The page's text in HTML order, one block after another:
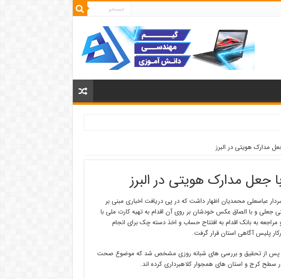
مدارک هویتی در البرز
جعل مدارک هویتی در البرز
عباسعلی محمدیان اظهار داشت که در پی دریافت اخباری مبنی بر
جعلی و با الصاق عکس خودشان بر روی آن اقدام به تهیه کارت ملی با
به بانک اقدام به افتتاح حساب و اخذ دسته چک برای انجام
پلیس آگاهی استان قرار گرفت.
و پس از تحقیق و بررسی های شبانه روزی مشخص شد که موضوع صحت
سطح کرج و استان های همجوار کلاهبرداری کرده اند.